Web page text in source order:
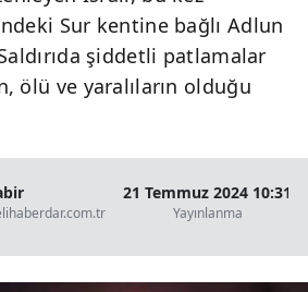
Sur kentine bağlı Adlun
şiddetli patlamalar
ölü ve yaralıların olduğu
21 Temmuz 2024 10:31
Yayınlanma